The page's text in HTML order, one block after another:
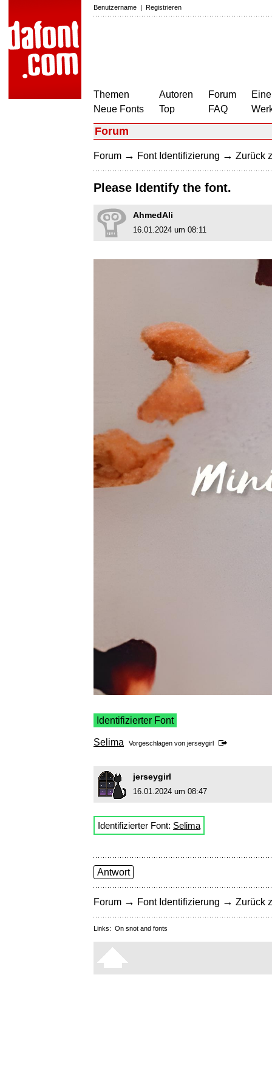
Benutzername | Registrieren
Themen
Neue Fonts
Autoren
Top
Forum
FAQ
Forum
Forum → Font Identifizierung → Zurück
Please Identify the font.
AhmedAli
16.01.2024 um 08:11
Identifizierter Font
Selima Vorgeschlagen von jerseygirl
jerseygirl
16.01.2024 um 08:47
Identifizierter Font: Selima
Antwort
Forum → Font Identifizierung → Zurück
Links: On snot and fonts